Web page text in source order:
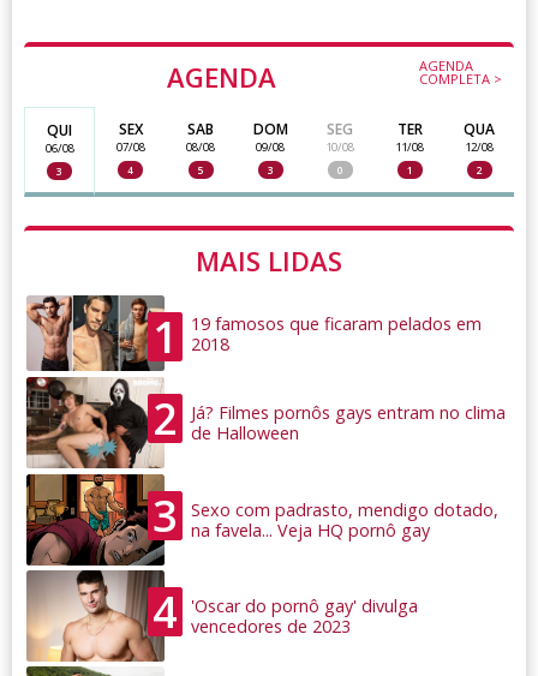
AGENDA AGENDA
COMPLETA >
QUI
06/08
3
SEX
07/08
4
SAB
08/08
5
DOM
09/08
3
SEG
10/08
0
TER
11/08
1
QUA
12/08
2
MAIS LIDAS
1
19 famosos que ficaram pelados em
2018
2
Já? Filmes pornôs gays entram no clima
de Halloween
3
Sexo com padrasto, mendigo dotado,
na favela... Veja HQ pornô gay
4
'Oscar do pornô gay' divulga
vencedores de 2023